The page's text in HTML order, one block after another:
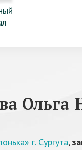
Ольга
г. Сургута,